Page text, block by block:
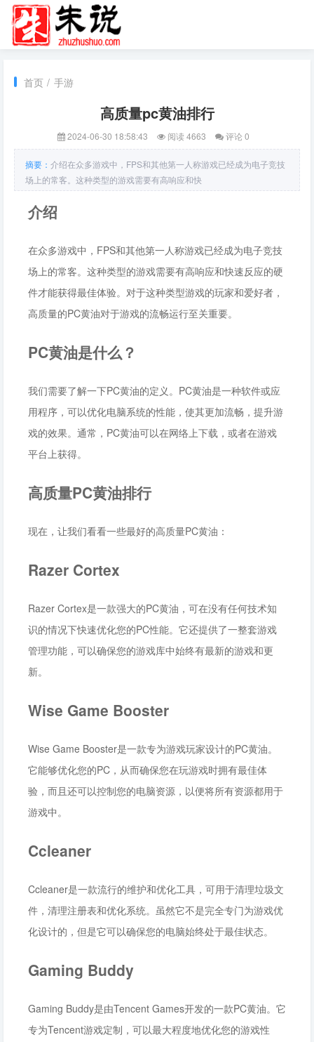
首页 / 手游
高质量pc黄油排行
2024-06-30 18:58:43 阅读 4663 评论 0
摘要： 介绍在众多游戏中，FPS和其他第一人称游戏已经成为电子竞技
场上的常客。这种类型的游戏需要有高响应和快
介绍
在众多游戏中，FPS和其他第一人称游戏已经成为电子竞技
场上的常客。这种类型的游戏需要有高响应和快速反应的硬
件才能获得最佳体验。对于这种类型游戏的玩家和爱好者，
高质量的PC黄油对于游戏的流畅运行至关重要。
PC黄油是什么？
我们需要了解一下PC黄油的定义。PC黄油是一种软件或应
用程序，可以优化电脑系统的性能，使其更加流畅，提升游
戏的效果。通常，PC黄油可以在网络上下载，或者在游戏
平台上获得。
高质量PC黄油排行
现在，让我们看看一些最好的高质量PC黄油：
Razer Cortex
Razer Cortex是一款强大的PC黄油，可在没有任何技术知
识的情况下快速优化您的PC性能。它还提供了一整套游戏
管理功能，可以确保您的游戏库中始终有最新的游戏和更
新。
Wise Game Booster
Wise Game Booster是一款专为游戏玩家设计的PC黄油。
它能够优化您的PC，从而确保您在玩游戏时拥有最佳体
验，而且还可以控制您的电脑资源，以便将所有资源都用于
游戏中。
Ccleaner
Ccleaner是一款流行的维护和优化工具，可用于清理垃圾文
件，清理注册表和优化系统。虽然它不是完全专门为游戏优
化设计的，但是它可以确保您的电脑始终处于最佳状态。
Gaming Buddy
Gaming Buddy是由Tencent Games开发的一款PC黄油。它
专为Tencent游戏定制，可以最大程度地优化您的游戏性